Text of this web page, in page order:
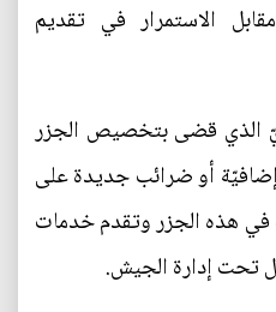
الاستمرار في تقديم
الذي قضى بتخصيص الجزر
أو ضرائب جديدة على
في هذه الجزر وتقدم خدمات
تحت إدارة الجيش.